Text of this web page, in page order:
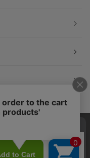
保護方針
ンツの最適な提供、ト
用しています。
利用に同意したことも